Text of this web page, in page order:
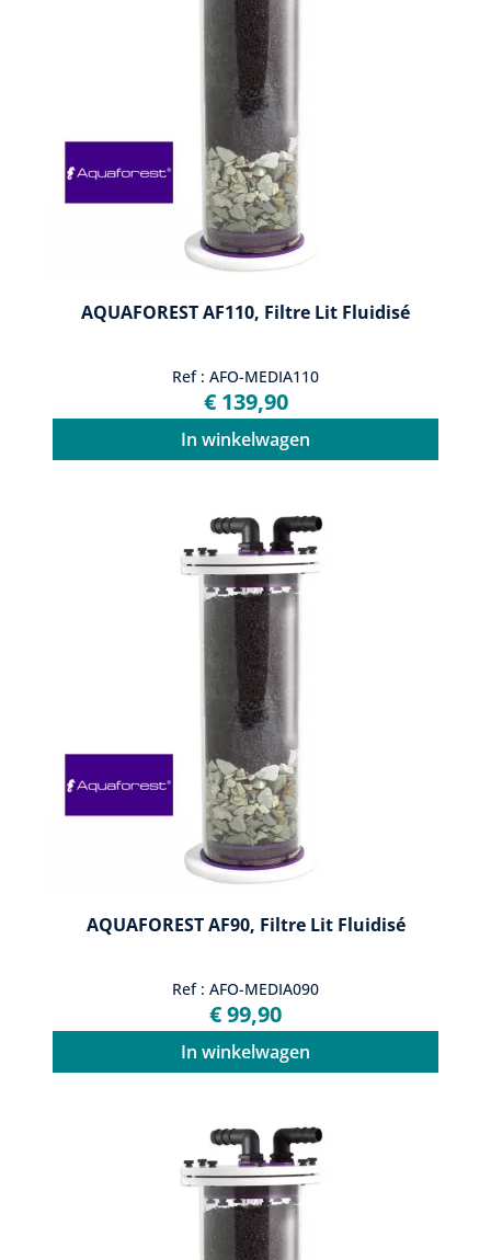
AQUAFOREST AF110, Filtre Lit Fluidisé
Ref : AFO-MEDIA110
€ 139,90
In winkelwagen
AQUAFOREST AF90, Filtre Lit Fluidisé
Ref : AFO-MEDIA090
€ 99,90
In winkelwagen